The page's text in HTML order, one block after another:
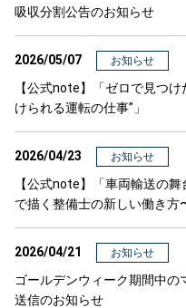
吸収分割公告のお知らせ
2026/05/07 お知らせ
【公式note】「ゼロで見つ
けられる運転の仕事”」
2026/04/23 お知らせ
【公式note】「車両輸送の
で描く整備士の新しい働き方
2026/04/21 お知らせ
ゴールデンウィーク期間中
送信のお知らせ